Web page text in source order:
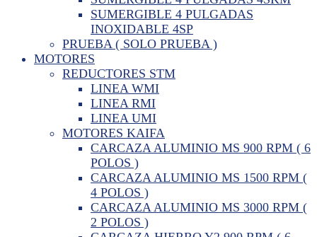
SUMERGIBLE 4 PULGADAS
INOXIDABLE 4SP
PRUEBA ( SOLO PRUEBA )
MOTORES
REDUCTORES STM
LINEA WMI
LINEA RMI
LINEA UMI
MOTORES KAIFA
CARCAZA ALUMINIO MS 900 RPM ( 6
POLOS )
CARCAZA ALUMINIO MS 1500 RPM (
4 POLOS )
CARCAZA ALUMINIO MS 3000 RPM (
2 POLOS )